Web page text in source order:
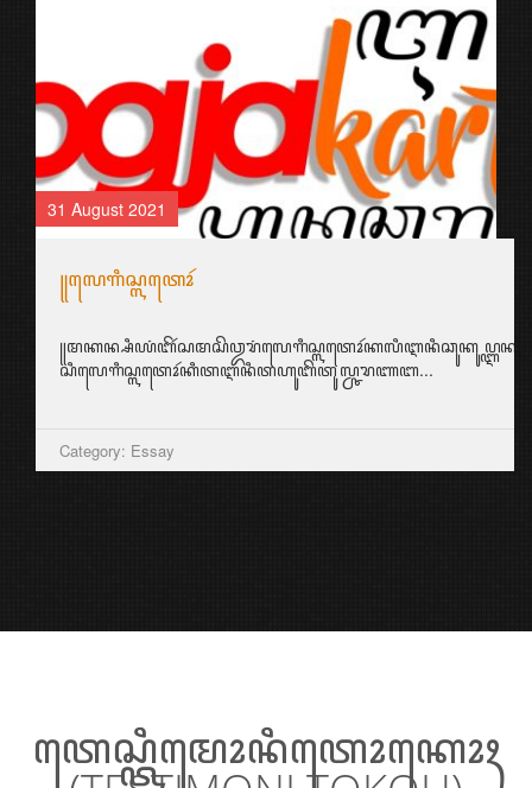
31 August 2021
꧋ꦭꦺꦒꦶꦱ꧀ꦭꦠꦺꦴꦂ
ꦱꦶꦭꦺꦒꦶꦱ꧀ꦭꦠꦺꦴꦂꦏꦶꦠꦆꦤꦶꦠꦲꦸꦧꦼꦠꦸꦭ꧀ꦕꦫꦚꦧ...
Category: Essay
ꦠꦺꦱ꧀ꦠꦶꦩꦺꦴꦤꦶꦠꦺꦴꦏꦺꦴꦃ